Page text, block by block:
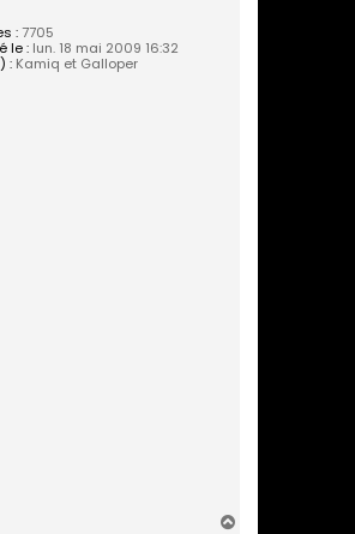
:7705
le :lun. 18 mai 2009 16:32
:Kamiq et Galloper